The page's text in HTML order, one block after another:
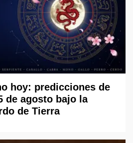
hoy: predicciones de
de agosto bajo la
de Tierra